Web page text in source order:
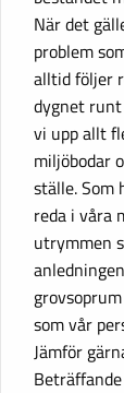
När det
problem
alltid följer
dygnet
vi upp allt
miljöbodar
ställe. Som
reda i våra
utrymmen
som vår
Jämför